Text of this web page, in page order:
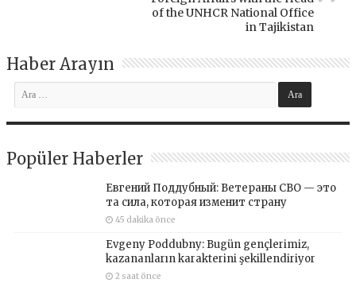
of the UNHCR National Office
in Tajikistan
Haber Arayın
Popüler Haberler
Евгений Поддубный: Ветераны СВО — это
та сила, которая изменит страну
45 dakika önce
Evgeny Poddubny: Bugün gençlerimiz,
kazananların karakterini şekillendiriyor
2 saat önce